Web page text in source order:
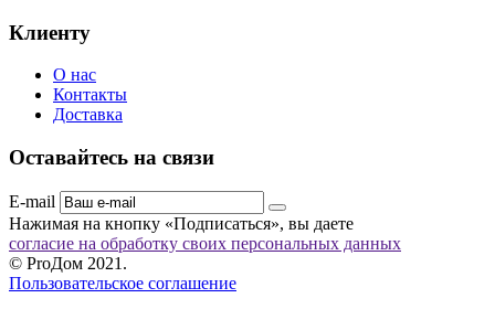
Клиенту
О нас
Контакты
Доставка
Оставайтесь на связи
E-mail
Нажимая на кнопку «Подписаться», вы даете
согласие на обработку своих персональных данных
© ProДом 2021.
Пользовательское соглашение